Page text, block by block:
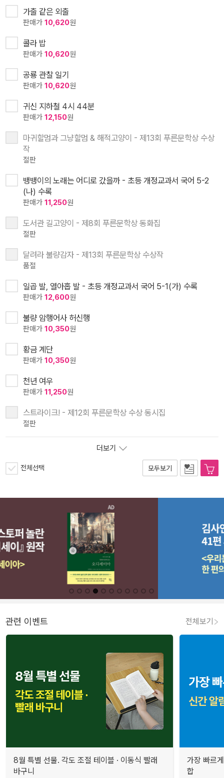
가출 같은 외출
판매가 10,620원
콜라 밥
판매가 10,620원
공룡 관찰 일기
판매가 10,620원
귀신 지하철 4시 44분
판매가 12,150원
마귀할멈과 그냥할멈 & 해적고양이 - 제13회 푸른문학상 수상
작
절판
뱅뱅이의 노래는 어디로 갔을까 - 초등 개정교과서 국어 5-2
(나) 수록
판매가 11,250원
도서관 길고양이 - 제8회 푸른문학상 동화집
절판
달려라 불량감자 - 제13회 푸른문학상 수상작
품절
일곱 발, 열아홉 발 - 초등 개정교과서 국어 5-1(가) 수록
판매가 12,600원
불량 암행어사 허신행
판매가 10,350원
황금 계단
판매가 10,350원
천년 여우
판매가 11,250원
스트라이크! - 제12회 푸른문학상 수상 동시집
절판
더보기
전체선택 모두보기
관련 이벤트 전체보기
8월 특별 선물. 각도 조절 테이블 · 이동식 빨래
바구니
가장 빠르
합